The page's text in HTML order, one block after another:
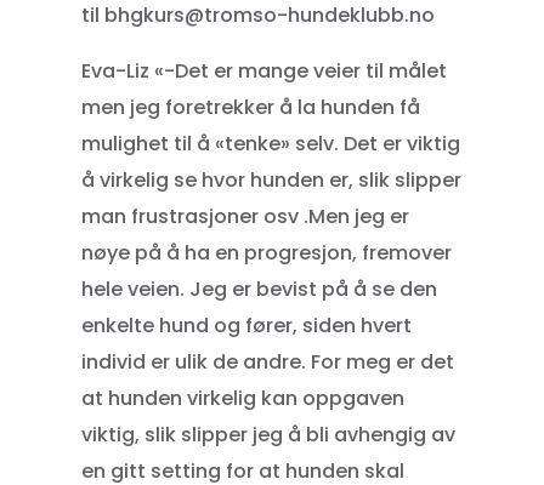
til bhgkurs@tromso-hundeklubb.no
Eva-Liz «-Det er mange veier til målet
men jeg foretrekker å la hunden få
mulighet til å «tenke» selv. Det er viktig
å virkelig se hvor hunden er, slik slipper
man frustrasjoner osv .Men jeg er
nøye på å ha en progresjon, fremover
hele veien. Jeg er bevist på å se den
enkelte hund og fører, siden hvert
individ er ulik de andre. For meg er det
at hunden virkelig kan oppgaven
viktig, slik slipper jeg å bli avhengig av
en gitt setting for at hunden skal